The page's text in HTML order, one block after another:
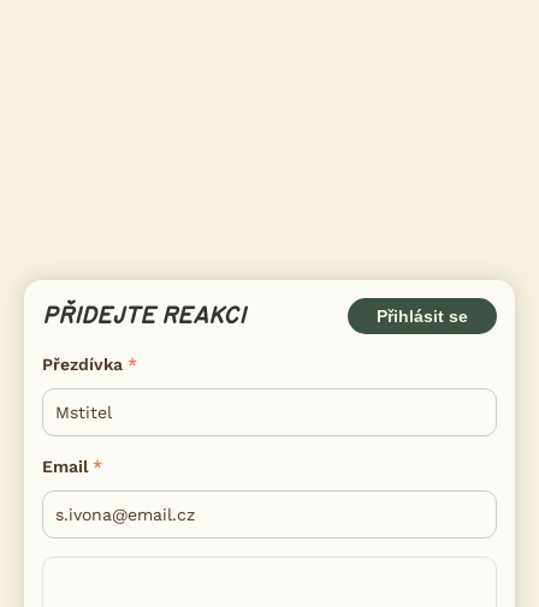
PŘIDEJTE REAKCI Přihlásit se
Přezdívka
Email